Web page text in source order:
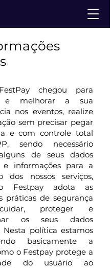
chegou para
e melhorar a sua
nos eventos, realize
sem precisar pegar
e com controle total
sendo necessário
de seus dados
e informações para a
dos nossos serviços,
Festpay adota as
práticas de segurança
proteger e
os seus dados
Nesta política estamos
basicamente a
o Festpay protege a
do usuário ao